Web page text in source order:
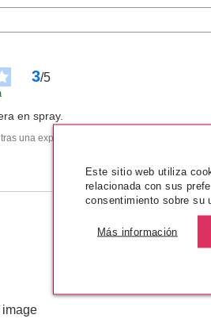
3/5
en spray.
, tras una experiencia del
Este sitio web utiliza
relacionada con sus
consentimiento sobre su
Más información